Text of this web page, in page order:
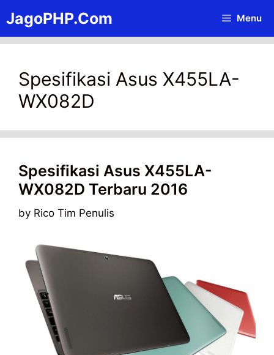
to
content
JagoPHP.Com Menu
Spesifikasi Asus X455LA-
WX082D
Spesifikasi Asus X455LA-
WX082D Terbaru 2016
by Rico Tim Penulis